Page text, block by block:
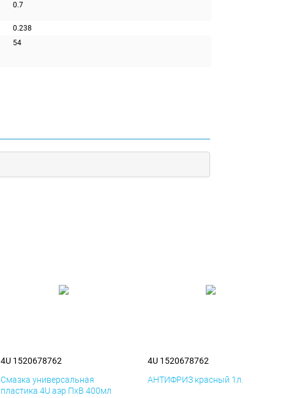
0.7
0.238
54
4U 1520678762
Смазка универсальная
пластика 4U аэр ПхВ 400мл
4U 1520678762
АНТИФРИЗ красный 1л.